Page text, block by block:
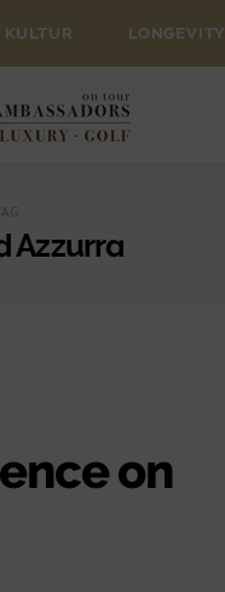
LONGEVITY
Azzurra
on